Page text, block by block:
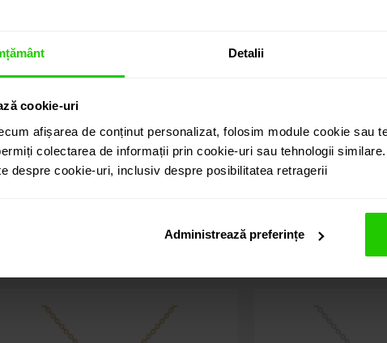
Detalii
cookie-uri
afișarea de conținut personalizat, folosim module cookie sau
colectarea de informații prin cookie-uri sau tehnologii
despre cookie-uri, inclusiv despre posibilitatea retragerii
Administrează preferințe